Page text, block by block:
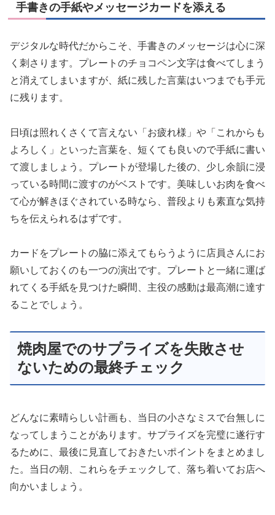
手書きの手紙やメッセージカードを添える
デジタルな時代だからこそ、手書きのメッセージは心に深
く刺さります。プレートのチョコペン文字は食べてしまう
と消えてしまいますが、紙に残した言葉はいつまでも手元
に残ります。
日頃は照れくさくて言えない「お疲れ様」や「これからも
よろしく」といった言葉を、短くても良いので手紙に書い
て渡しましょう。プレートが登場した後の、少し余韻に浸
っている時間に渡すのがベストです。美味しいお肉を食べ
て心が解きほぐされている時なら、普段よりも素直な気持
ちを伝えられるはずです。
カードをプレートの脇に添えてもらうように店員さんにお
願いしておくのも一つの演出です。プレートと一緒に運ば
れてくる手紙を見つけた瞬間、主役の感動は最高潮に達す
ることでしょう。
焼肉屋でのサプライズを失敗させ
ないための最終チェック
どんなに素晴らしい計画も、当日の小さなミスで台無しに
なってしまうことがあります。サプライズを完璧に遂行す
るために、最後に見直しておきたいポイントをまとめまし
た。当日の朝、これらをチェックして、落ち着いてお店へ
向かいましょう。